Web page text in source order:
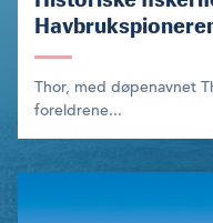
Thor, med døpenavnet
foreldrene...